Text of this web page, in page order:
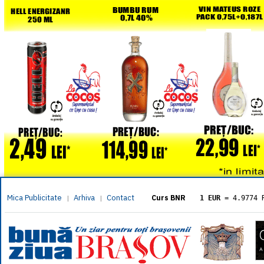
Mica Publicitate | Arhiva | Contact Curs BNR 1 EUR = 4.9774
= 5.8304
1 XAU= 464.4611
1 AED= 1.1933
1 AUD= 2.7957
1 BGN= 2.5449